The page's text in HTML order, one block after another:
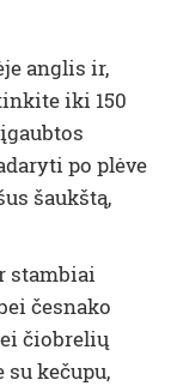
anglis ir,
iki 150
po plėve
šaukštą,
stambiai
česnako
čiobrelių
kečupu,